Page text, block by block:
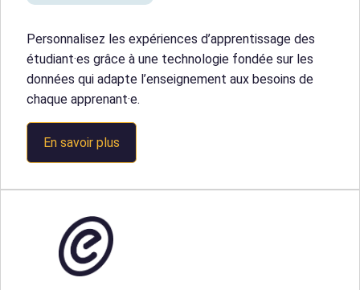
Personnalisez les expériences d’apprentissage des
étudiant·es grâce à une technologie fondée sur les
données qui adapte l’enseignement aux besoins de
chaque apprenant·e.
En savoir plus